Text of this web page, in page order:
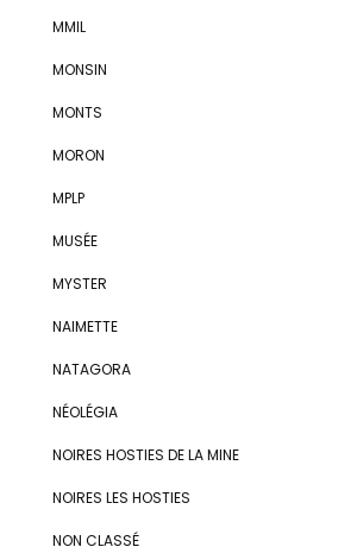
MMIL
MONSIN
MONTS
MORON
MPLP
MUSÉE
MYSTER
NAIMETTE
NATAGORA
NÉOLÉGIA
NOIRES HOSTIES DE LA MINE
NOIRES LES HOSTIES
NON CLASSÉ